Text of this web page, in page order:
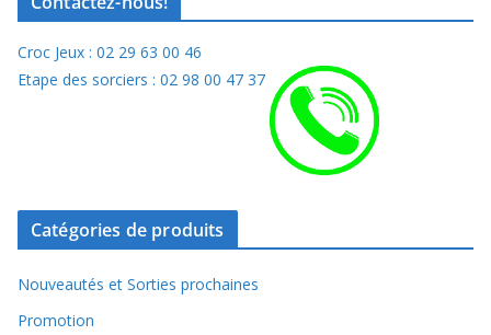
plusieurs
variations.
choisies
la
page
Croc Jeux : 02 29 63 00 46
Etape des sorciers : 02 98 00 47 37
Catégories de produits
Nouveautés et Sorties prochaines
Promotion